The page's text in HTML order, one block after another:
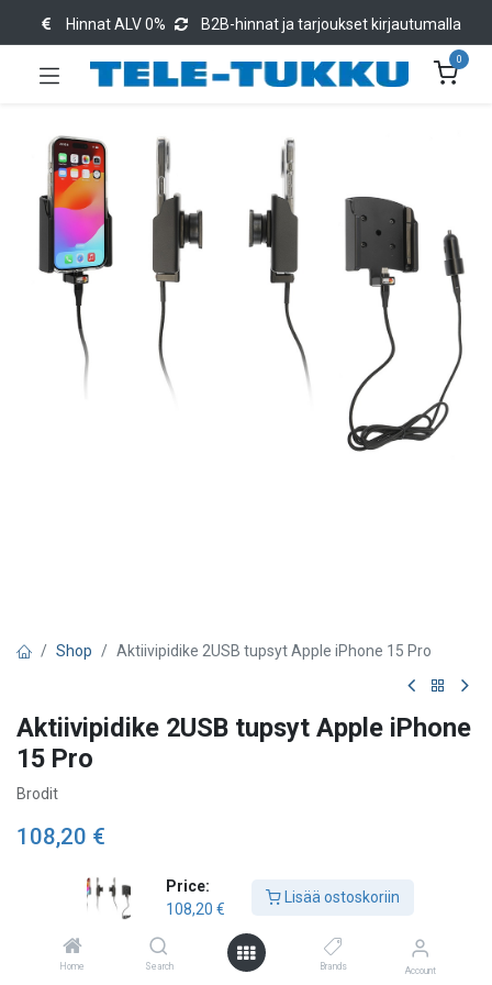
Price:
108,20 €
Lisää ostoskoriin
Home Search Brands Account
Hinnat ALV 0% B2B-hinnat ja tarjoukset kirjautumalla
0
Shop Aktiivipidike 2USB tupsyt Apple iPhone 15 Pro
Aktiivipidike 2USB tupsyt Apple iPhone
15 Pro
Brodit
108,20 €
Lisää ostoskoriin
Lisää toivelistalle